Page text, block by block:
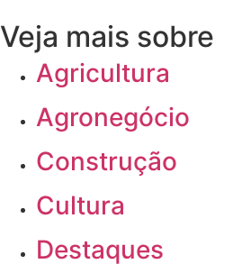
Veja mais sobre
Agricultura
Agronegócio
Construção
Cultura
Destaques